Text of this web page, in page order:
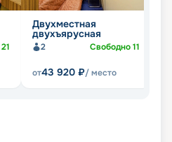
21
Двухместная
двухъярусная
2 Свободно11
от43 920 ₽/ место